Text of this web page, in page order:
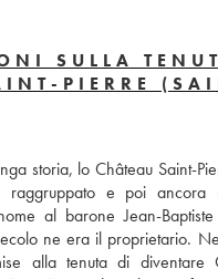
SULLA
PIERRE
storia, lo Château Saint-
raggruppato e poi ancora
al barone Jean-
ne era il proprietario.
alla tenuta di diventare